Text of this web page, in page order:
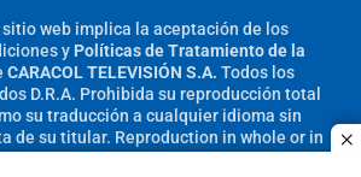
sitio web implica la aceptación de los
y Políticas de Tratamiento de la
CARACOL TELEVISIÓN S.A. Todos los
D.R.A. Prohibida su reproducción total
su traducción a cualquier idioma sin
de su titular. Reproduction in whole or in